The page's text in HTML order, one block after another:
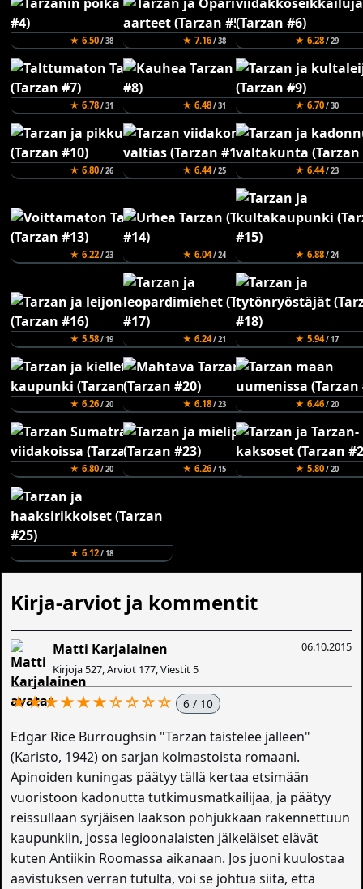
★ 6.50/ 38 ★ 7.16/ 38 ★ 6.28/ 29
★ 6.78/ 31 ★ 6.48/ 31 ★ 6.70/ 30
★ 6.80/ 26 ★ 6.44/ 25 ★ 6.44/ 23
★ 6.22/ 23 ★ 6.04/ 24 ★ 6.88/ 24
★ 5.58/ 19 ★ 6.24/ 21 ★ 5.94/ 17
★ 6.26/ 20 ★ 6.18/ 23 ★ 6.46/ 20
★ 6.80/ 20 ★ 6.26/ 15 ★ 5.80/ 20
★ 6.12/ 18
Kirja-arviot ja kommentit
06.10.2015
Matti Karjalainen
Kirjoja 527, Arviot 177, Viestit 5
★★★★★★☆☆☆☆ 6 / 10
Edgar Rice Burroughsin "Tarzan taistelee jälleen"
(Karisto, 1942) on sarjan kolmastoista romaani.
Apinoiden kuningas päätyy tällä kertaa etsimään
vuoristoon kadonutta tutkimusmatkailijaa, ja päätyy
reissullaan syrjäisen laakson pohjukkaan rakennettuun
kaupunkiin, jossa legioonalaisten jälkeläiset elävät
kuten Antiikin Roomassa aikanaan. Jos juoni kuulostaa
aavistuksen verran tutulta, voi se johtua siitä, että